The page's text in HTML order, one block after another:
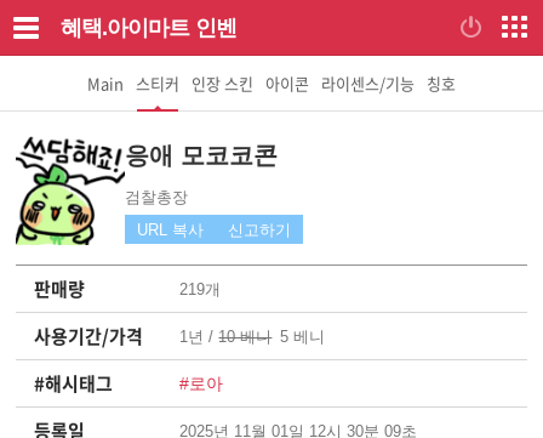
혜택.아이마트 인벤
Main 스티커 인장 스킨 아이콘 라이센스/기능 칭호
응애 모코코콘
검찰총장
URL 복사
신고하기
판매량 219개
사용기간/가격 1년 /10 베니 5 베니
#해시태그 #로아
등록일 2025년 11월 01일 12시 30분 09초